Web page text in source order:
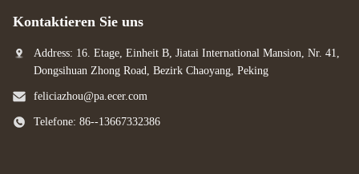
Kontaktieren Sie uns
Address: 16. Etage, Einheit B, Jiatai International Mansion, Nr. 41,
Dongsihuan Zhong Road, Bezirk Chaoyang, Peking
feliciazhou@pa.ecer.com
Telefone: 86--13667332386